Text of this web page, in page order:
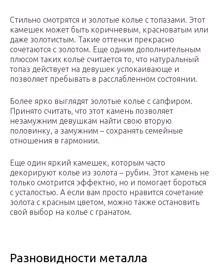
Стильно смотрятся и золотые колье с топазами. Этот
камешек может быть коричневым, красноватым или
даже золотистым. Такие оттенки прекрасно
сочетаются с золотом. Еще одним дополнительным
плюсом таких колье считается то, что натуральный
топаз действует на девушек успокаивающе и
позволяет пребывать в расслабленном состоянии.
Более ярко выглядят золотые колье с сапфиром.
Принято считать, что этот камень позволяет
незамужним девушкам найти свою вторую
половинку, а замужним – сохранять семейные
отношения в гармонии.
Еще один яркий камешек, которым часто
декорируют колье из золота – рубин. Этот камень не
только смотрится эффектно, но и помогает бороться
с усталостью. А если вам просто нравится сочетание
золота с красным цветом, можно также остановить
свой выбор на колье с гранатом.
Разновидности металла